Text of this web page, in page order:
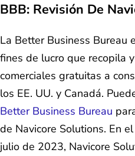
BBB: Revisión De
La Better Business Bureau
fines de lucro que recopila
comerciales gratuitas a
los EE. UU. y Canadá.
Better Business Bureau
de Navicore Solutions. En
julio de 2023, Navicore